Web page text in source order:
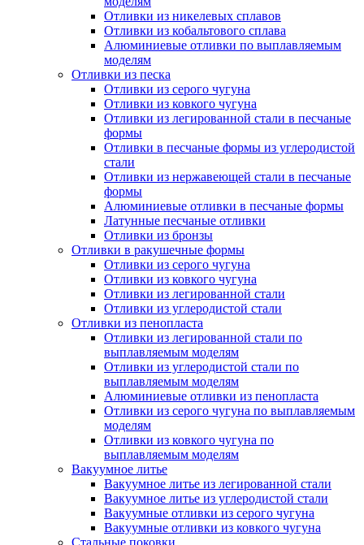
Отливки из никелевых сплавов
Отливки из кобальтового сплава
Алюминиевые отливки по выплавляемым
моделям
Отливки из песка
Отливки из серого чугуна
Отливки из ковкого чугуна
Отливки из легированной стали в песчаные
формы
Отливки в песчаные формы из углеродистой
стали
Отливки из нержавеющей стали в песчаные
формы
Алюминиевые отливки в песчаные формы
Латунные песчаные отливки
Отливки из бронзы
Отливки в ракушечные формы
Отливки из серого чугуна
Отливки из ковкого чугуна
Отливки из легированной стали
Отливки из углеродистой стали
Отливки из пенопласта
Отливки из легированной стали по
выплавляемым моделям
Отливки из углеродистой стали по
выплавляемым моделям
Алюминиевые отливки из пенопласта
Отливки из серого чугуна по выплавляемым
моделям
Отливки из ковкого чугуна по
выплавляемым моделям
Вакуумное литье
Вакуумное литье из легированной стали
Вакуумное литье из углеродистой стали
Вакуумные отливки из серого чугуна
Вакуумные отливки из ковкого чугуна
Стальные поковки